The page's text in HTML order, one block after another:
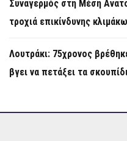
Συναγερμός στη Μέση
τροχιά επικίνδυνης
Λουτράκι: 75χρονος
βγει να πετάξει τα